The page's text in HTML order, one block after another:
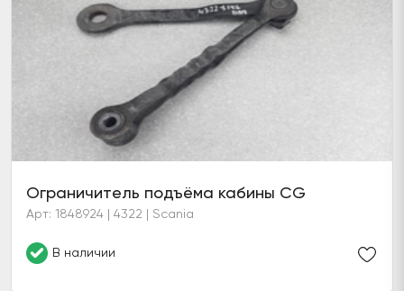
Ограничитель подъёма кабины CG
Арт: 1848924 | 4322 | Scania
В наличии